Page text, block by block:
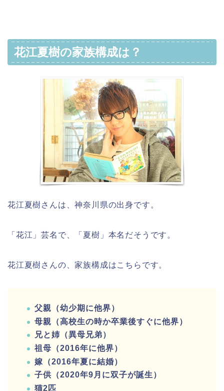
花江夏樹の家族構成は？
花江夏樹さんは、神奈川県の出身です。
「花江」芸名で、「夏樹」本名だそうです。
花江夏樹さんの、家族構成はこちらです。
父親（幼少期に他界）
母親（高校生の時か卒業後すぐに他界）
兄と姉（異母兄弟）
祖母（2016年に他界）
嫁（2016年夏に結婚）
子供（2020年9月に双子が誕生）
猫2匹